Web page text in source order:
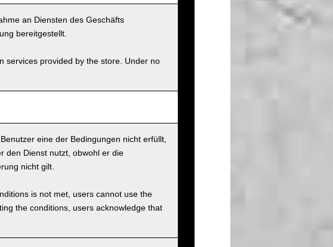
an Diensten des Geschäfts
bereitgestellt.
services provided by the store. Under no
eine der Bedingungen nicht erfüllt,
den Dienst nutzt, obwohl er die
nicht gilt.
is not met, users cannot use the
the conditions, users acknowledge that